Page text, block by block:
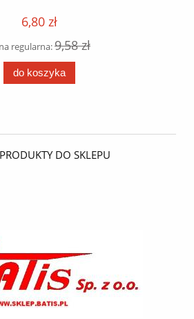
6,80 zł
regularna:9,58 zł
do koszyka
DO SKLEPU